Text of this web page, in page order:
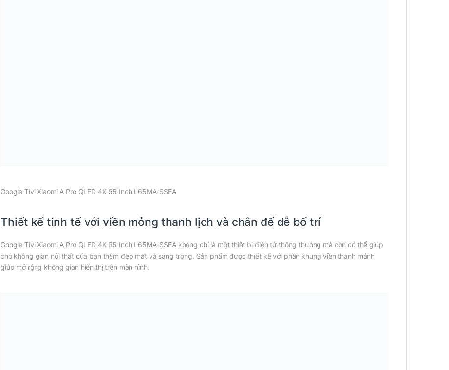
Google Tivi Xiaomi A Pro QLED 4K 65 Inch L65MA-SSEA
Thiết kế tinh tế với viền mỏng thanh lịch và chân đế dễ bố trí
Google Tivi Xiaomi A Pro QLED 4K 65 Inch L65MA-SSEA không chỉ là một thiết bị điện tử thông thường mà còn có thể giúp
cho không gian nội thất của bạn thêm đẹp mắt và sang trọng. Sản phẩm được thiết kế với phần khung viền thanh mảnh
giúp mở rộng không gian hiển thị trên màn hình.